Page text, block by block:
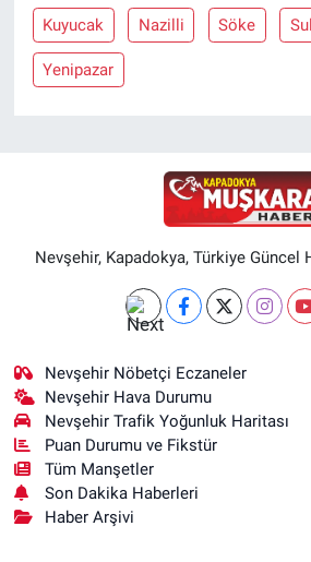
Kuyucak Nazilli Söke
Yenipazar
Nevşehir, Kapadokya, Türkiye Güncel
Nevşehir Nöbetçi Eczaneler
Nevşehir Hava Durumu
Nevşehir Trafik Yoğunluk Haritası
Puan Durumu ve Fikstür
Tüm Manşetler
Son Dakika Haberleri
Haber Arşivi